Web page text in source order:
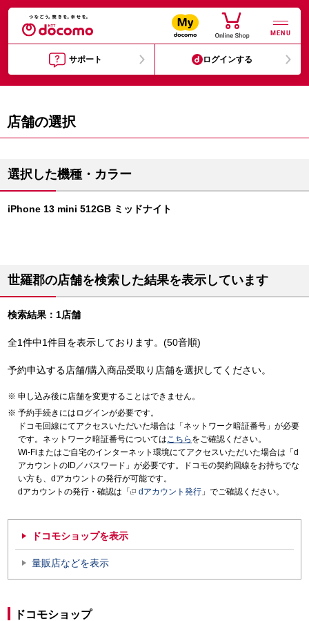
MENU
サポート ログインする
店舗の選択
選択した機種・カラー
iPhone 13 mini 512GB ミッドナイト
世羅郡の店舗を検索した結果を表示しています
検索結果：1店舗
全1件中1件目を表示しております。(50音順)
予約申込する店舗/購入商品受取り店舗を選択してください。
申し込み後に店舗を変更することはできません。
予約手続きにはログインが必要です。
ドコモ回線にてアクセスいただいた場合は「ネットワーク暗証番号」が必要
です。ネットワーク暗証番号についてはこちら をご確認ください。
Wi-Fiまたはご自宅のインターネット環境にてアクセスいただいた場合は「d
アカウントのID／パスワード」が必要です。ドコモの契約回線をお持ちでな
い方も、dアカウントの発行が可能です。
dアカウントの発行・確認は「
dアカウント発行 」でご確認ください。
ドコモショップを表示
量販店などを表示
ドコモショップ